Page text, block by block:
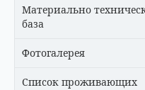
Материально
база
Фотогалерея
Список проживающих